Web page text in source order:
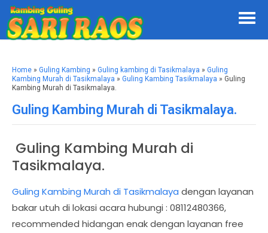
Home » Guling Kambing » Guling kambing di Tasikmalaya » Guling
Kambing Murah di Tasikmalaya » Guling Kambing Tasikmalaya » Guling
Kambing Murah di Tasikmalaya.
Guling Kambing Murah di Tasikmalaya.
Guling Kambing Murah di
Tasikmalaya.
Guling Kambing Murah di Tasikmalaya dengan layanan
bakar utuh di lokasi acara hubungi : 08112480366,
recommended hidangan enak dengan layanan free